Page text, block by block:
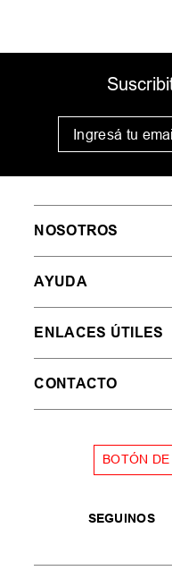
NOSOTROS
AYUDA
ENLACES ÚTILES
CONTACTO
BOTÓN
SEGUINOS